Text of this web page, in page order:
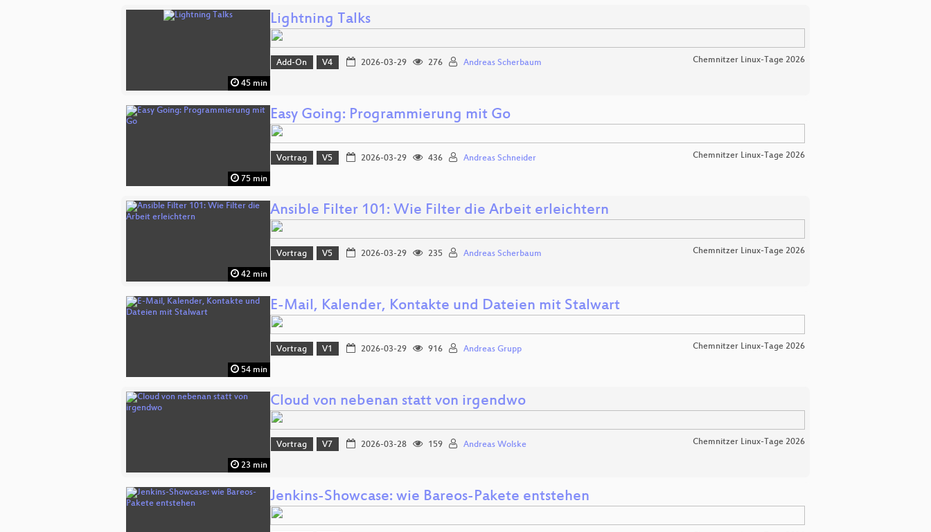
45 min
Lightning Talks
Add-On V4 2026-03-29 276 Andreas Scherbaum Chemnitzer Linux-Tage 2026
75 min
Easy Going: Programmierung mit Go
Vortrag V5 2026-03-29 436 Andreas Schneider Chemnitzer Linux-Tage 2026
42 min
Ansible Filter 101: Wie Filter die Arbeit erleichtern
Vortrag V5 2026-03-29 235 Andreas Scherbaum Chemnitzer Linux-Tage 2026
54 min
E-Mail, Kalender, Kontakte und Dateien mit Stalwart
Vortrag V1 2026-03-29 916 Andreas Grupp Chemnitzer Linux-Tage 2026
23 min
Cloud von nebenan statt von irgendwo
Vortrag V7 2026-03-28 159 Andreas Wolske Chemnitzer Linux-Tage 2026
Jenkins-Showcase: wie Bareos-Pakete entstehen